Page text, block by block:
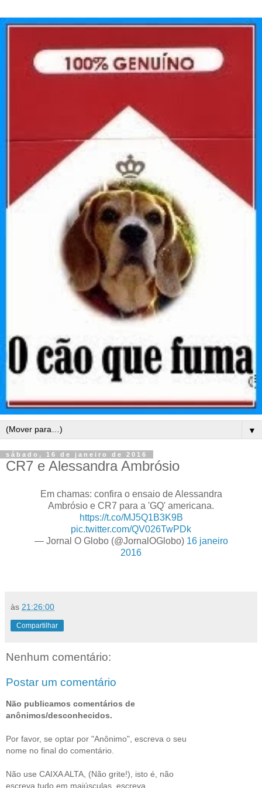
▼
sábado, 16 de janeiro de 2016
CR7 e Alessandra Ambrósio
Em chamas: confira o ensaio de Alessandra
Ambrósio e CR7 para a 'GQ' americana.
https://t.co/MJ5Q1B3K9B
pic.twitter.com/QV026TwPDk
— Jornal O Globo (@JornalOGlobo) 16 janeiro
2016
às 21:26:00
Compartilhar
Nenhum comentário:
Postar um comentário
Não publicamos comentários de
anônimos/desconhecidos.
Por favor, se optar por "Anônimo", escreva o seu
nome no final do comentário.
Não use CAIXA ALTA, (Não grite!), isto é, não
escreva tudo em maiúsculas, escreva